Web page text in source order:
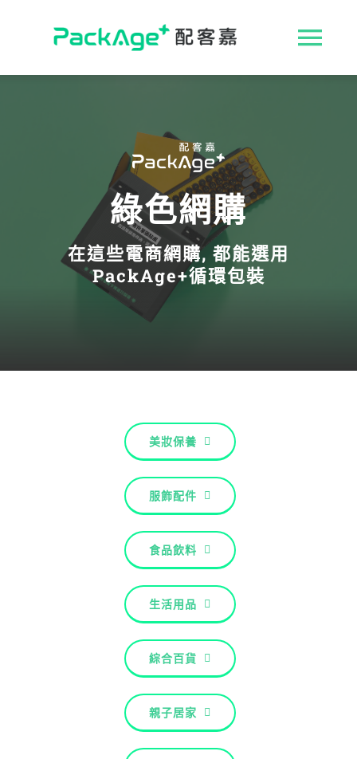
收
循環包裝
消費者專區
永續影響力
媒體報導
綠色網購
在這些電商網購, 都能選用
PackAge+循環包裝
美妝保養
服飾配件
食品飲料
生活用品
綜合百貨
親子居家